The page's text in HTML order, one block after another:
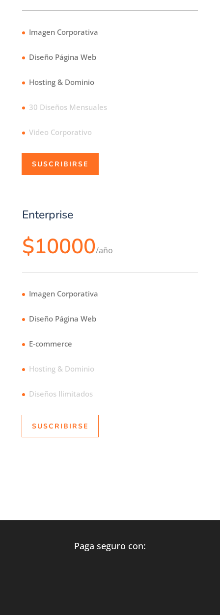
Imagen Corporativa
Diseño Página Web
Hosting & Dominio
30 Diseños Mensuales
Video Corporativo
SUSCRIBIRSE
Enterprise
$10000/año
Imagen Corporativa
Diseño Página Web
E-commerce
Hosting & Dominio
Diseños Ilimitados
SUSCRIBIRSE
Paga seguro con: